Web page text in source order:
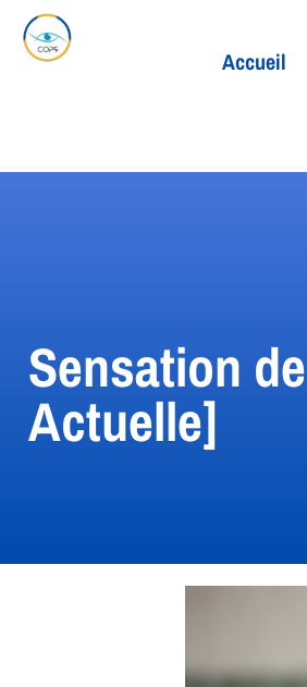
Accueil
Sensation
Actuelle]